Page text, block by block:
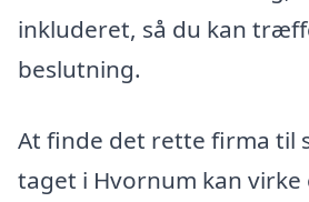
inkluderet, så du kan
beslutning.
At finde det rette firma til
taget i Hvornum kan